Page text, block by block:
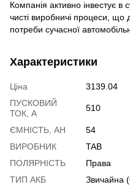
Компанія активно інвестує в
чисті виробничі процеси, що
потреби сучасної
Характеристики
Ціна
3139.04
ПУСКОВИЙ
ТОК, А
510
ЄМНІСТЬ, АН
54
ВИРОБНИК
TAB
ПОЛЯРНІСТЬ
Права
ТИП АКБ
Звичайна